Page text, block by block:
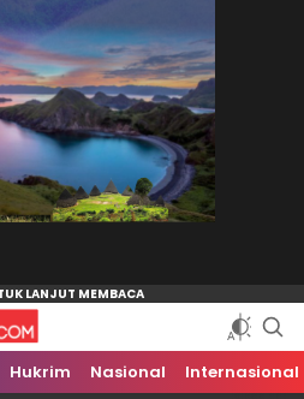
Hukrim Nasional Internasional